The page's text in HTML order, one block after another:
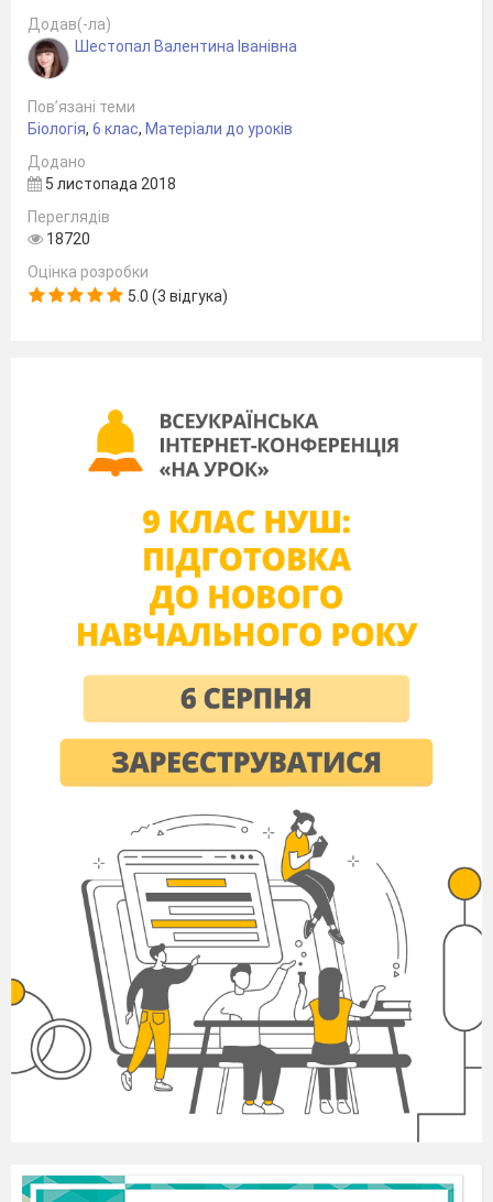
Додав(-ла)
Шестопал Валентина Іванівна
Пов’язані теми
Біологія, 6 клас, Матеріали до уроків
Додано
5 листопада 2018
Переглядів
18720
Оцінка розробки
5.0 (3 відгука)